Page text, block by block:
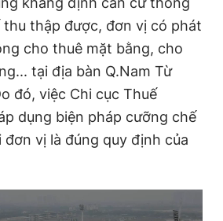
thập được, đơn vị có phát
cho thuê mặt bằng, cho
tại địa bàn Q.Nam Từ
đó, việc Chi cục Thuế
dụng biện pháp cưỡng chế
vị là đúng quy định của